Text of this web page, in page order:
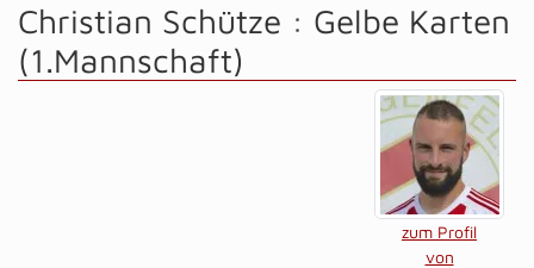
Christian Schütze : Gelbe Karten
(1.Mannschaft)
zum Profil
von